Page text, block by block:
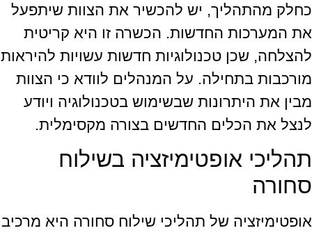
כחלק מהתהליך, יש להכשיר את הצוות שיתפעל
את המערכות החדשות. הכשרה זו היא קריטית
להצלחה, שכן טכנולוגיות חדשות עשויות להיראות
מורכבות בתחילה. על המנהלים לוודא כי הצוות
מבין את היתרונות שבשימוש בטכנולוגיה ויודע
לנצל את הכלים החדשים בצורה מקסימלית.
תהליכי אופטימיזציה בשילוח
סחורה
אופטימיזציה של תהליכי שילוח סחורה היא מרכיב